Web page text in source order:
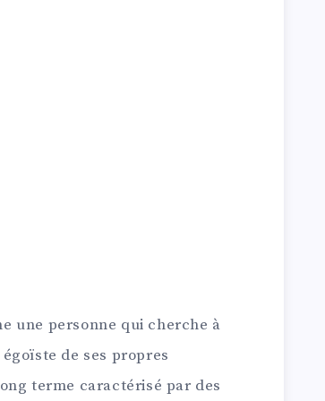
une personne qui cherche à
de ses propres
terme caractérisé par des